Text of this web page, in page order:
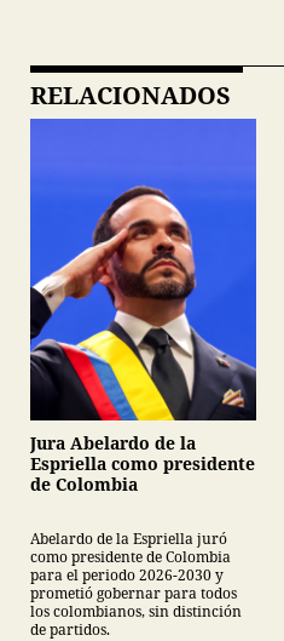
RELACIONADOS
Jura Abelardo de la
Espriella como presidente
de Colombia
Abelardo de la Espriella juró
como presidente de Colombia
para el periodo 2026-2030 y
prometió gobernar para todos
los colombianos, sin distinción
de partidos.